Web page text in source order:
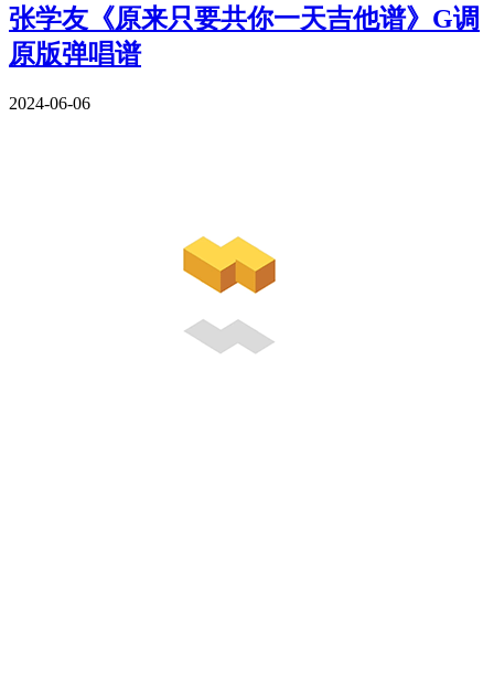
张学友《原来只要共你一天吉他谱》G调
原版弹唱谱
2024-06-06